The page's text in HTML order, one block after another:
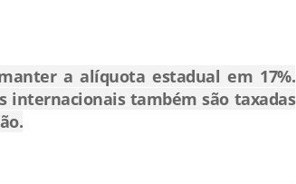
a alíquota estadual em 17%.
internacionais também são taxadas